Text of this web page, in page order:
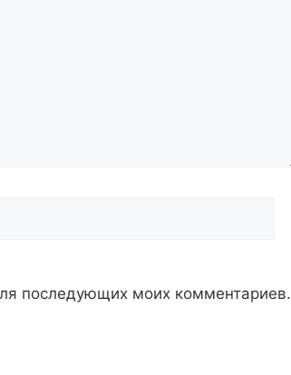
последующих моих комментариев.